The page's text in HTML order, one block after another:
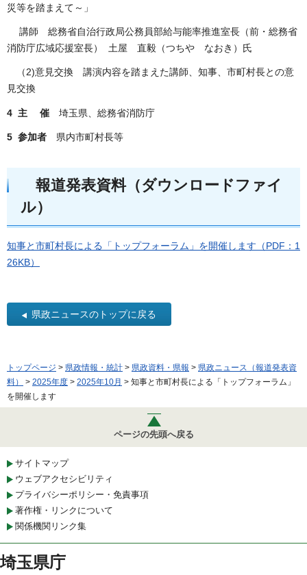
災等を踏まえて～」
講師 総務省自治行政局公務員部給与能率推進室長（前・総務省
消防庁広域応援室長） 土屋 直毅（つちや なおき）氏
（2)意見交換 講演内容を踏まえた講師、知事、市町村長との意
見交換
4 主 催 埼玉県、総務省消防庁
5 参加者 県内市町村長等
報道発表資料（ダウンロードファイ
ル）
知事と市町村長による「トップフォーラム」を開催します（PDF：1
26KB）
県政ニュースのトップに戻る
トップページ > 県政情報・統計 > 県政資料・県報 > 県政ニュース（報道発表資
料）
> 2025年度 > 2025年10月 > 知事と市町村長による「トップフォーラム」
を開催します
ページの先頭へ戻る
サイトマップ
ウェブアクセシビリティ
プライバシーポリシー・免責事項
著作権・リンクについて
関係機関リンク集
埼玉県庁